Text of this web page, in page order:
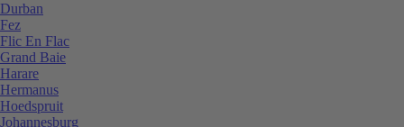
Durban
Fez
Flic En Flac
Grand Baie
Harare
Hermanus
Hoedspruit
Johannesburg